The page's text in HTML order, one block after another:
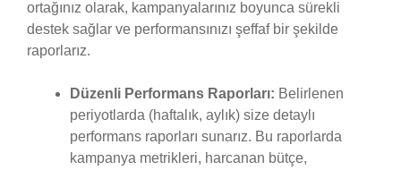
ortağınız olarak, kampanyalarınız boyunca sürekli
destek sağlar ve performansınızı şeffaf bir şekilde
raporlarız.
Düzenli Performans Raporları: Belirlenen
periyotlarda (haftalık, aylık) size detaylı
performans raporları sunarız. Bu raporlarda
kampanya metrikleri, harcanan bütçe,